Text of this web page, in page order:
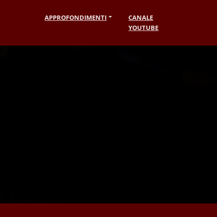
APPROFONDIMENTI
CANALE
YOUTUBE